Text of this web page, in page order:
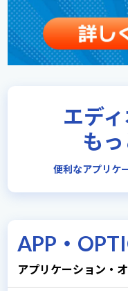
エデ
も
便利なアプリケ
APP・
アプリケーション・